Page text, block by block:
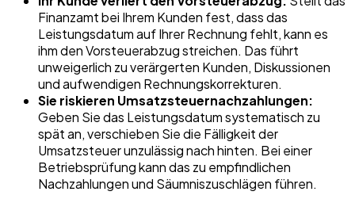
Finanzamt bei Ihrem Kunden fest, dass das
Leistungsdatum auf Ihrer Rechnung fehlt, kann es
ihm den Vorsteuerabzug streichen. Das führt
unweigerlich zu verärgerten Kunden, Diskussionen
und aufwendigen Rechnungskorrekturen.
Sie riskieren Umsatzsteuernachzahlungen:
Geben Sie das Leistungsdatum systematisch zu
spät an, verschieben Sie die Fälligkeit der
Umsatzsteuer unzulässig nach hinten. Bei einer
Betriebsprüfung kann das zu empfindlichen
Nachzahlungen und Säumniszuschlägen führen.